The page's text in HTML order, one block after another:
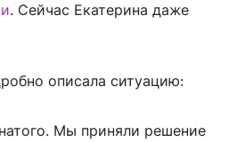
. Сейчас Екатерина даже
описала ситуацию:
Мы приняли решение